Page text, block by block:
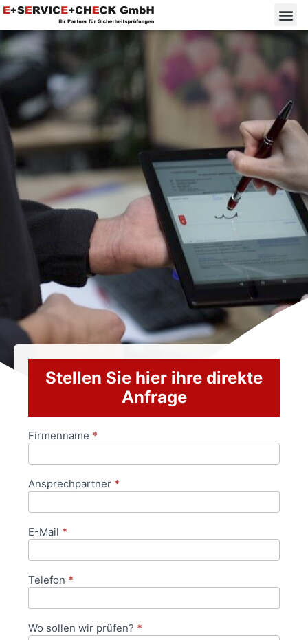
Stellen Sie hier ihre direkte
Anfrage
Anfrageformular
Firmenname *
Ansprechpartner *
E-Mail *
Telefon *
Wo sollen wir prüfen? *